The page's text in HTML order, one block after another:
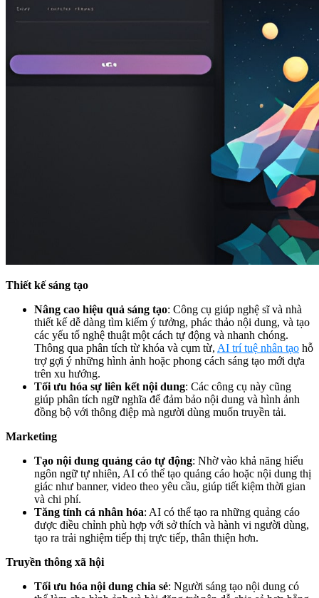
Thiết kế sáng tạo
Nâng cao hiệu quả sáng tạo: Công cụ giúp nghệ sĩ và nhà
thiết kế dễ dàng tìm kiếm ý tưởng, phác thảo nội dung, và tạo
các yếu tố nghệ thuật một cách tự động và nhanh chóng.
Thông qua phân tích từ khóa và cụm từ, AI trí tuệ nhân tạo hỗ
trợ gợi ý những hình ảnh hoặc phong cách sáng tạo mới dựa
trên xu hướng.
Tối ưu hóa sự liên kết nội dung: Các công cụ này cũng
giúp phân tích ngữ nghĩa để đảm bảo nội dung và hình ảnh
đồng bộ với thông điệp mà người dùng muốn truyền tải.
Marketing
Tạo nội dung quảng cáo tự động: Nhờ vào khả năng hiểu
ngôn ngữ tự nhiên, AI có thể tạo quảng cáo hoặc nội dung thị
giác như banner, video theo yêu cầu, giúp tiết kiệm thời gian
và chi phí.
Tăng tính cá nhân hóa: AI có thể tạo ra những quảng cáo
được điều chỉnh phù hợp với sở thích và hành vi người dùng,
tạo ra trải nghiệm tiếp thị trực tiếp, thân thiện hơn.
Truyền thông xã hội
Tối ưu hóa nội dung chia sẻ: Người sáng tạo nội dung có